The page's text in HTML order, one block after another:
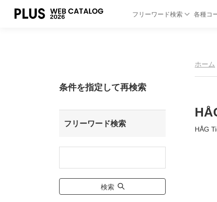
フリーワード検索 各種コ
条件を指定して再検索
フリーワード検索
検索
ホーム
HÅG